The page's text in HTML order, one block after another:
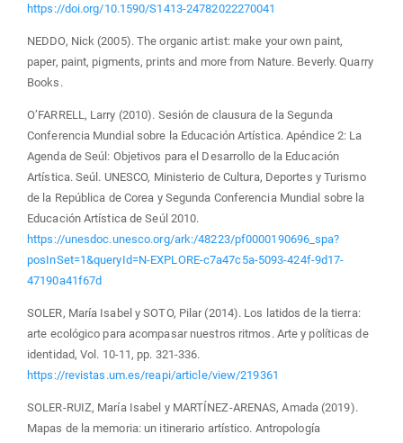
https://doi.org/10.1590/S1413-24782022270041
NEDDO, Nick (2005). The organic artist: make your own paint,
paper, paint, pigments, prints and more from Nature. Beverly. Quarry
Books.
O’FARRELL, Larry (2010). Sesión de clausura de la Segunda
Conferencia Mundial sobre la Educación Artística. Apéndice 2: La
Agenda de Seúl: Objetivos para el Desarrollo de la Educación
Artística. Seúl. UNESCO, Ministerio de Cultura, Deportes y Turismo
de la República de Corea y Segunda Conferencia Mundial sobre la
Educación Artística de Seúl 2010.
https://unesdoc.unesco.org/ark:/48223/pf0000190696_spa?
posInSet=1&queryId=N-EXPLORE-c7a47c5a-5093-424f-9d17-
47190a41f67d
SOLER, María Isabel y SOTO, Pilar (2014). Los latidos de la tierra:
arte ecológico para acompasar nuestros ritmos. Arte y políticas de
identidad, Vol. 10-11, pp. 321-336.
https://revistas.um.es/reapi/article/view/219361
SOLER-RUIZ, María Isabel y MARTÍNEZ-ARENAS, Amada (2019).
Mapas de la memoria: un itinerario artístico. Antropología